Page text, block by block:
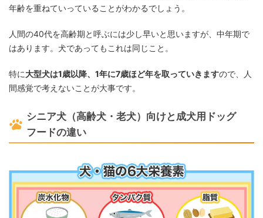
年齢を重ねていっていることがわかるでしょう。
人間の40代を高齢期と呼ぶには少し早いと思いますが、中年期で
はあります。犬であってもこれは同じこと。
特に大型犬は1歳以降、1年に7歳ほど年を取っていきますので、人
間感覚で考えないことが大事です。
シニア犬（高齢犬・老犬）向けと成犬用ドッグ
フードの違い